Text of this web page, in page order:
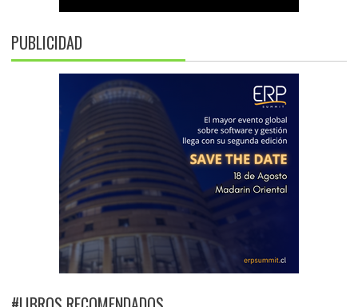
PUBLICIDAD